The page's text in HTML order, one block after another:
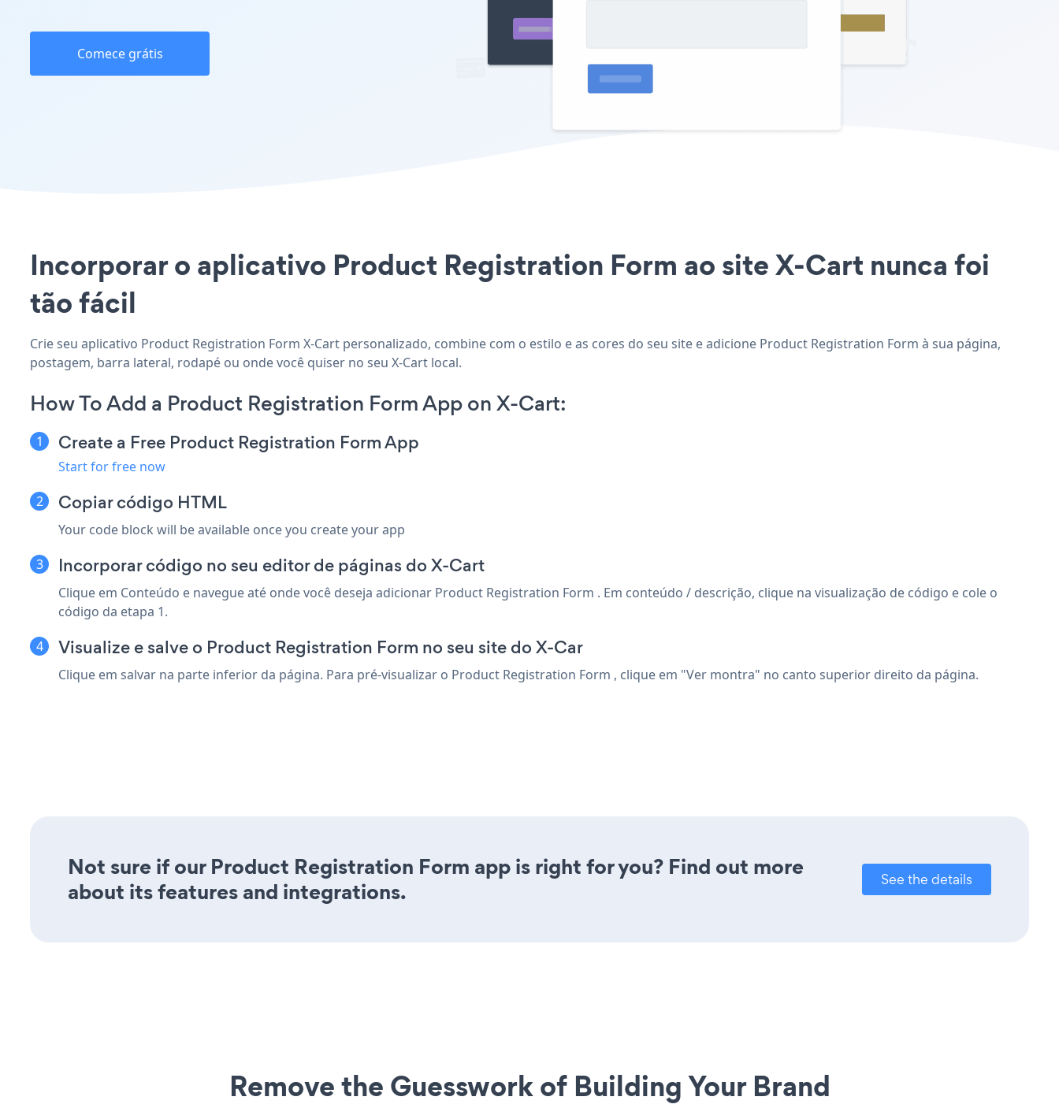
Comece grátis
Incorporar o aplicativo Product Registration Form ao site X-Cart nunca foi
tão fácil
Crie seu aplicativo Product Registration Form X-Cart personalizado, combine com o estilo e as cores do seu site e adicione Product Registration Form à sua página,
postagem, barra lateral, rodapé ou onde você quiser no seu X-Cart local.
How To Add a Product Registration Form App on X-Cart:
Create a Free Product Registration Form App
Start for free now
Copiar código HTML
Your code block will be available once you create your app
Incorporar código no seu editor de páginas do X-Cart
Clique em Conteúdo e navegue até onde você deseja adicionar Product Registration Form . Em conteúdo / descrição, clique na visualização de código e cole o
código da etapa 1.
Visualize e salve o Product Registration Form no seu site do X-Car
Clique em salvar na parte inferior da página. Para pré-visualizar o Product Registration Form , clique em "Ver montra" no canto superior direito da página.
Not sure if our Product Registration Form app is right for you? Find out more
about its features and integrations.
See the details
Remove the Guesswork of Building Your Brand